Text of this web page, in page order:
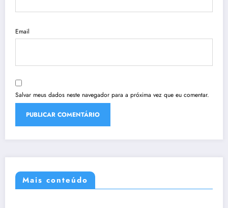
Email
Salvar meus dados neste navegador para a próxima vez que eu comentar.
Mais conteúdo